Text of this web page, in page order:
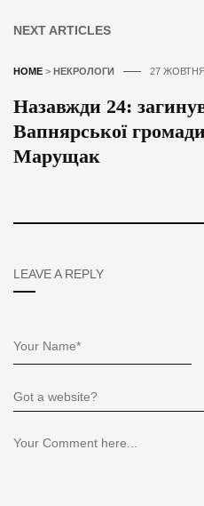
NEXT ARTICLES
HOME > НЕКРОЛОГИ 27
Назавжди 24:
Вапнярської
Марущак
LEAVE A REPLY